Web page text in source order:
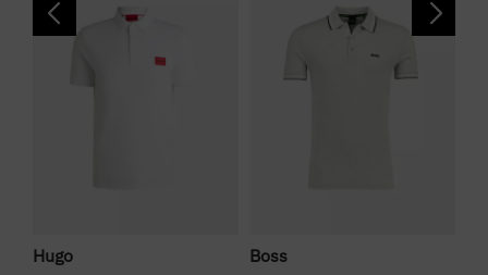
Hugo Boss